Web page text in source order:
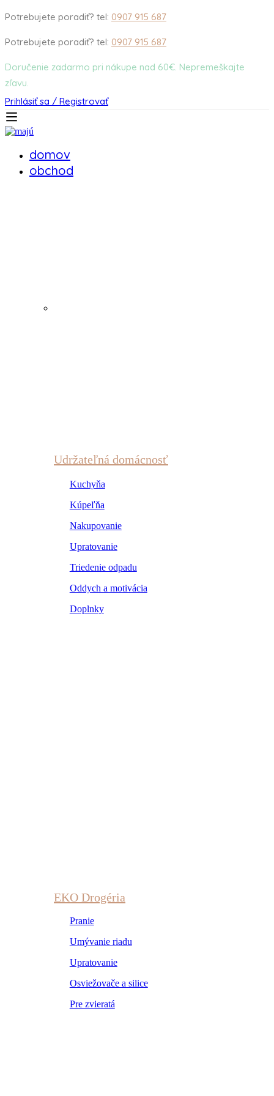
Potrebujete poradiť? tel: 0907 915 687
Potrebujete poradiť? tel: 0907 915 687
Doručenie zadarmo pri nákupe nad 60€. Nepremeškajte
zľavu.
Prihlásiť sa / Registrovať
domov
obchod
Udržateľná domácnosť
Kuchyňa
Kúpeľňa
Nakupovanie
Upratovanie
Triedenie odpadu
Oddych a motivácia
Doplnky
EKO Drogéria
Pranie
Umývanie riadu
Upratovanie
Osviežovače a silice
Pre zvieratá